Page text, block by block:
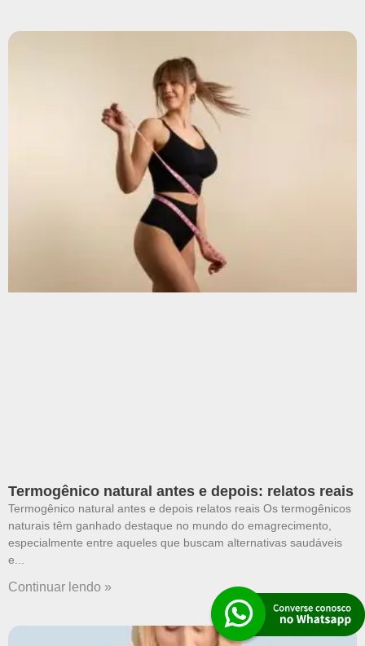
Termogênico natural antes e depois: relatos reais
Termogênico natural antes e depois relatos reais Os termogênicos
naturais têm ganhado destaque no mundo do emagrecimento,
especialmente entre aqueles que buscam alternativas saudáveis
e
Continuar lendo »